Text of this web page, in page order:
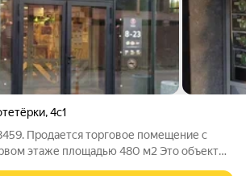
,4с1
Продается торговое помещение с
этаже площадью 480 м2 Это объект